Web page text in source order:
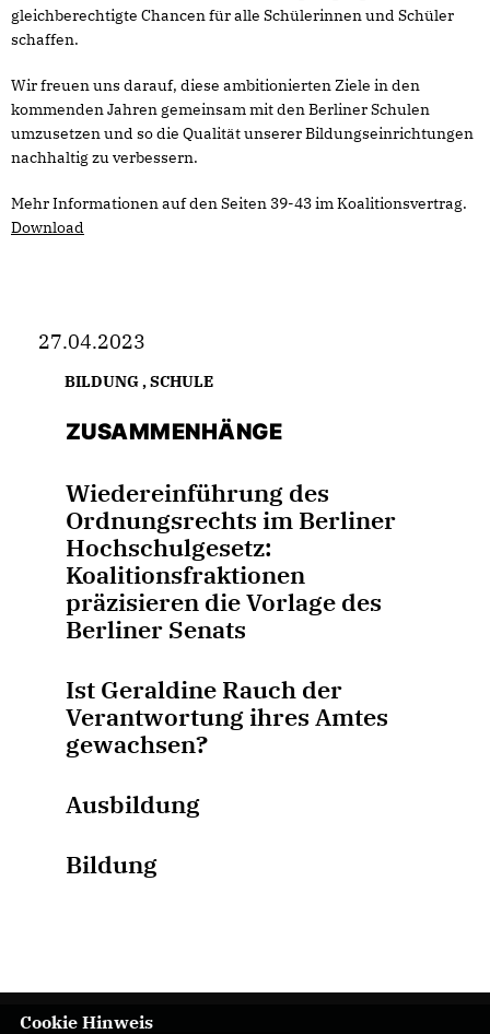
gleichberechtigte Chancen für alle Schülerinnen und Schüler
schaffen.
Wir freuen uns darauf, diese ambitionierten Ziele in den
kommenden Jahren gemeinsam mit den Berliner Schulen
umzusetzen und so die Qualität unserer Bildungseinrichtungen
nachhaltig zu verbessern.
Mehr Informationen auf den Seiten 39-43 im Koalitionsvertrag.
Download
27.04.2023
BILDUNG, SCHULE
ZUSAMMENHÄNGE
Wiedereinführung des
Ordnungsrechts im Berliner
Hochschulgesetz:
Koalitionsfraktionen
präzisieren die Vorlage des
Berliner Senats
Ist Geraldine Rauch der
Verantwortung ihres Amtes
gewachsen?
Ausbildung
Bildung
Cookie Hinweis